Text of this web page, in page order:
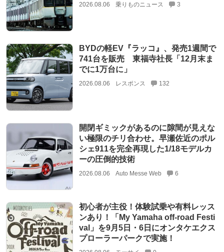
2026.08.06 乗りものニュース 3
BYDの軽EV『ラッコ』、発売1週間で
741台を販売 東福寺社長「12月末ま
でに1万台に」
2026.08.06 レスポンス 132
開閉ギミックがあるのに隙間が見えな
い極限のチリ合わせ。早瀬佐近のポル
シェ911を完全再現した1/18モデルカ
ーの圧倒的技術
2026.08.06 Auto Messe Web 6
初心者が主役！体験試乗や有料レッス
ンあり！「My Yamaha off-road Festi
val」を9月5日・6日にオンタケエクス
プローラーパークで実施！